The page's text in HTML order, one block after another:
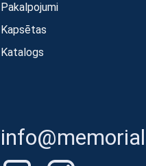
Pakalpojumi
Kapsētas
Katalogs